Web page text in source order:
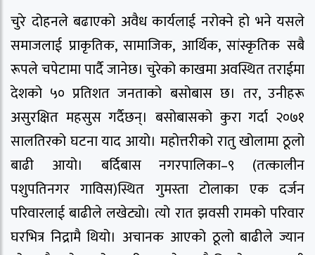
चुरे दोहनले बढाएको अवैध कार्यलाई नरोक्ने हो भने यसले
समाजलाई प्राकृतिक, सामाजिक, आर्थिक, सांस्कृतिक सबै
रूपले चपेटामा पार्दै जानेछ। चुरेको काखमा अवस्थित तराईमा
देशको ५० प्रतिशत जनताको बसोबास छ। तर, उनीहरू
असुरक्षित महसुस गर्दैछन्। बसोबासको कुरा गर्दा २०७१
सालतिरको घटना याद आयो। महोत्तरीको रातु खोलामा ठूलो
बाढी आयो। बर्दिबास नगरपालिका–९ (तत्कालीन
पशुपतिनगर गाविस)स्थित गुमस्ता टोलाका एक दर्जन
परिवारलाई बाढीले लखेट्यो। त्यो रात झवसी रामको परिवार
घरभित्र निद्रामै थियो। अचानक आएको ठूलो बाढीले ज्यान